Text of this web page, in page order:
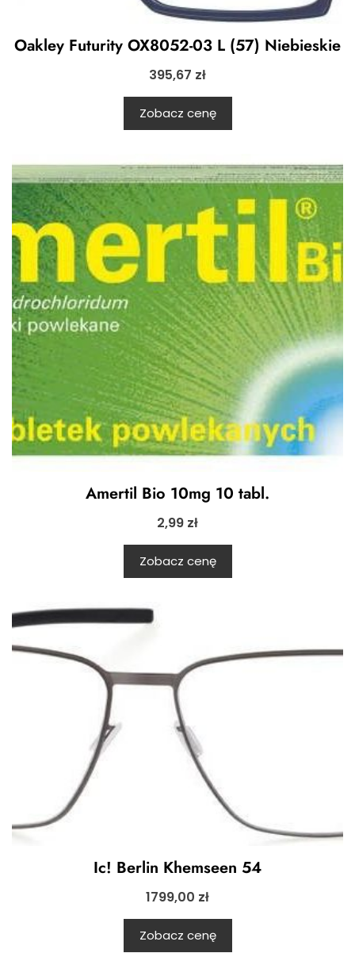
Oakley Futurity OX8052-03 L (57) Niebieskie
395,67 zł
Zobacz cenę
Amertil Bio 10mg 10 tabl.
2,99 zł
Zobacz cenę
Ic! Berlin Khemseen 54
1799,00 zł
Zobacz cenę